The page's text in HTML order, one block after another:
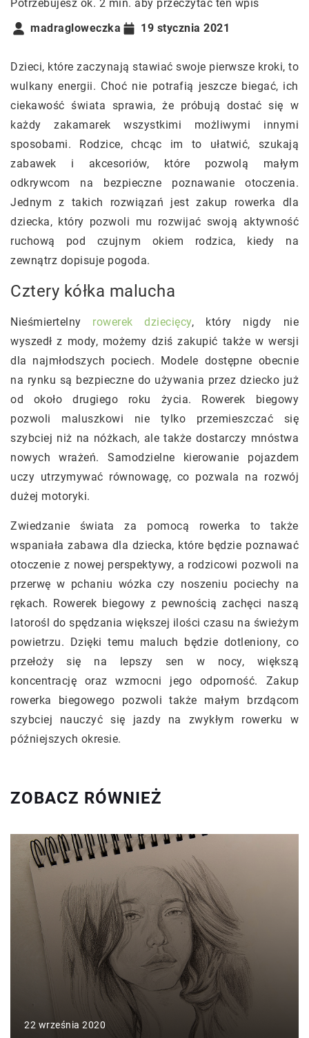
Potrzebujesz ok. 2 min. aby przeczytać ten wpis
madragloweczka
19 stycznia 2021
Dzieci, które zaczynają stawiać swoje pierwsze kroki, to
wulkany energii. Choć nie potrafią jeszcze biegać, ich
ciekawość świata sprawia, że próbują dostać się w
każdy zakamarek wszystkimi możliwymi innymi
sposobami. Rodzice, chcąc im to ułatwić, szukają
zabawek i akcesoriów, które pozwolą małym
odkrywcom na bezpieczne poznawanie otoczenia.
Jednym z takich rozwiązań jest zakup rowerka dla
dziecka, który pozwoli mu rozwijać swoją aktywność
ruchową pod czujnym okiem rodzica, kiedy na
zewnątrz dopisuje pogoda.
Cztery kółka malucha
Nieśmiertelny rowerek dziecięcy, który nigdy nie
wyszedł z mody, możemy dziś zakupić także w wersji
dla najmłodszych pociech. Modele dostępne obecnie
na rynku są bezpieczne do używania przez dziecko już
od około drugiego roku życia. Rowerek biegowy
pozwoli maluszkowi nie tylko przemieszczać się
szybciej niż na nóżkach, ale także dostarczy mnóstwa
nowych wrażeń. Samodzielne kierowanie pojazdem
uczy utrzymywać równowagę, co pozwala na rozwój
dużej motoryki.
Zwiedzanie świata za pomocą rowerka to także
wspaniała zabawa dla dziecka, które będzie poznawać
otoczenie z nowej perspektywy, a rodzicowi pozwoli na
przerwę w pchaniu wózka czy noszeniu pociechy na
rękach. Rowerek biegowy z pewnością zachęci naszą
latorośl do spędzania większej ilości czasu na świeżym
powietrzu. Dzięki temu maluch będzie dotleniony, co
przełoży się na lepszy sen w nocy, większą
koncentrację oraz wzmocni jego odporność. Zakup
rowerka biegowego pozwoli także małym brzdącom
szybciej nauczyć się jazdy na zwykłym rowerku w
późniejszych okresie.
ZOBACZ RÓWNIEŻ
22 września 2020